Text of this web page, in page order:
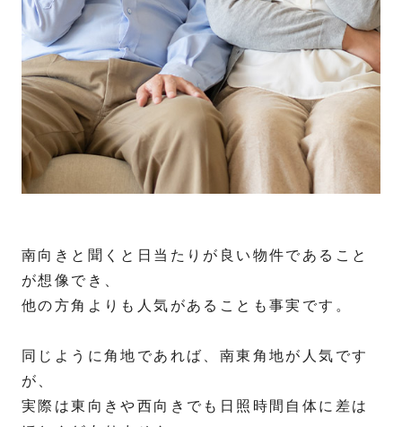
南向きと聞くと日当たりが良い物件であること
が想像でき、
他の方角よりも人気があることも事実です。
同じように角地であれば、南東角地が人気です
が、
実際は東向きや西向きでも日照時間自体に差は